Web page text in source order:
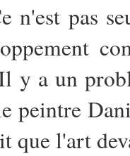
n'est pas
y a un
peintre
que l'art